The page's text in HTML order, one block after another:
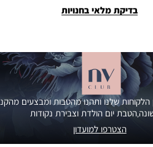
בדיקת מלאי בחנויות
הלקוחות שלנו ותהנו מהטבות ומבצעים
יום הולדת וצבירת נקודות
הצטרפו למועדון